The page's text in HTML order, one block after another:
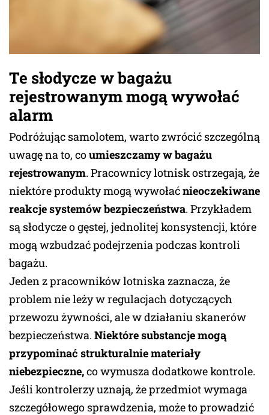
Te słodycze w bagażu
rejestrowanym mogą wywołać
alarm
Podróżując samolotem, warto zwrócić szczególną
uwagę na to, coumieszczamy w bagażu
rejestrowanym. Pracownicy lotnisk ostrzegają, że
niektóre produkty mogą wywołaćnieoczekiwane
reakcje systemów bezpieczeństwa. Przykładem
są słodycze o gęstej, jednolitej konsystencji, które
mogą wzbudzać podejrzenia podczas kontroli
bagażu.
Jeden z pracowników lotniska zaznacza, że
problem nie leży w regulacjach dotyczących
przewozu żywności, ale w działaniu skanerów
bezpieczeństwa. Niektóre substancje mogą
przypominać strukturalnie materiały
niebezpieczne,co wymusza dodatkowe kontrole.
Jeśli kontrolerzy uznają, że przedmiot wymaga
szczegółowego sprawdzenia, może to prowadzić